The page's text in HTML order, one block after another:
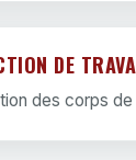
DE
des corps